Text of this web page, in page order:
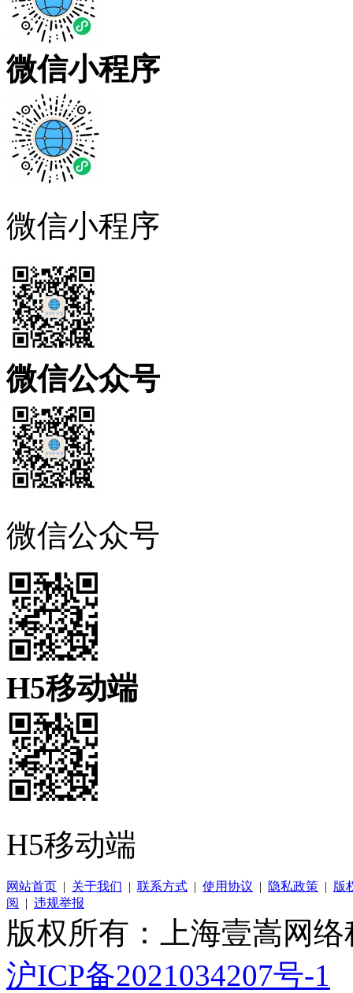
微信小程序
微信小程序
微信公众号
微信公众号
H5移动端
H5移动端
网站首页 | 关于我们 | 联系方式 | 使用协议 | 隐私政策 | 版
阅
| 违规举报
版权所有：上海壹嵩网
沪ICP备2021034207号-1